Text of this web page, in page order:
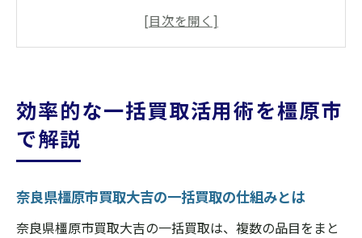
出張無料で手軽な一括買取のメリット
不用品をまとめて現金化したい方必見のポイン
ト
説
不用品をまとめて出す時の準備方法
効率的な一括買取活用術を橿原市
で解説
奈良県橿原市買取大吉の一括買取の仕組みとは
奈良県橿原市買取大吉の一括買取は、複数の品目をまと